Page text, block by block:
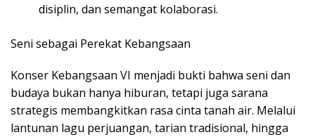
disiplin, dan semangat kolaborasi.
Seni sebagai Perekat Kebangsaan
Konser Kebangsaan VI menjadi bukti bahwa seni dan
budaya bukan hanya hiburan, tetapi juga sarana
strategis membangkitkan rasa cinta tanah air. Melalui
lantunan lagu perjuangan, tarian tradisional, hingga